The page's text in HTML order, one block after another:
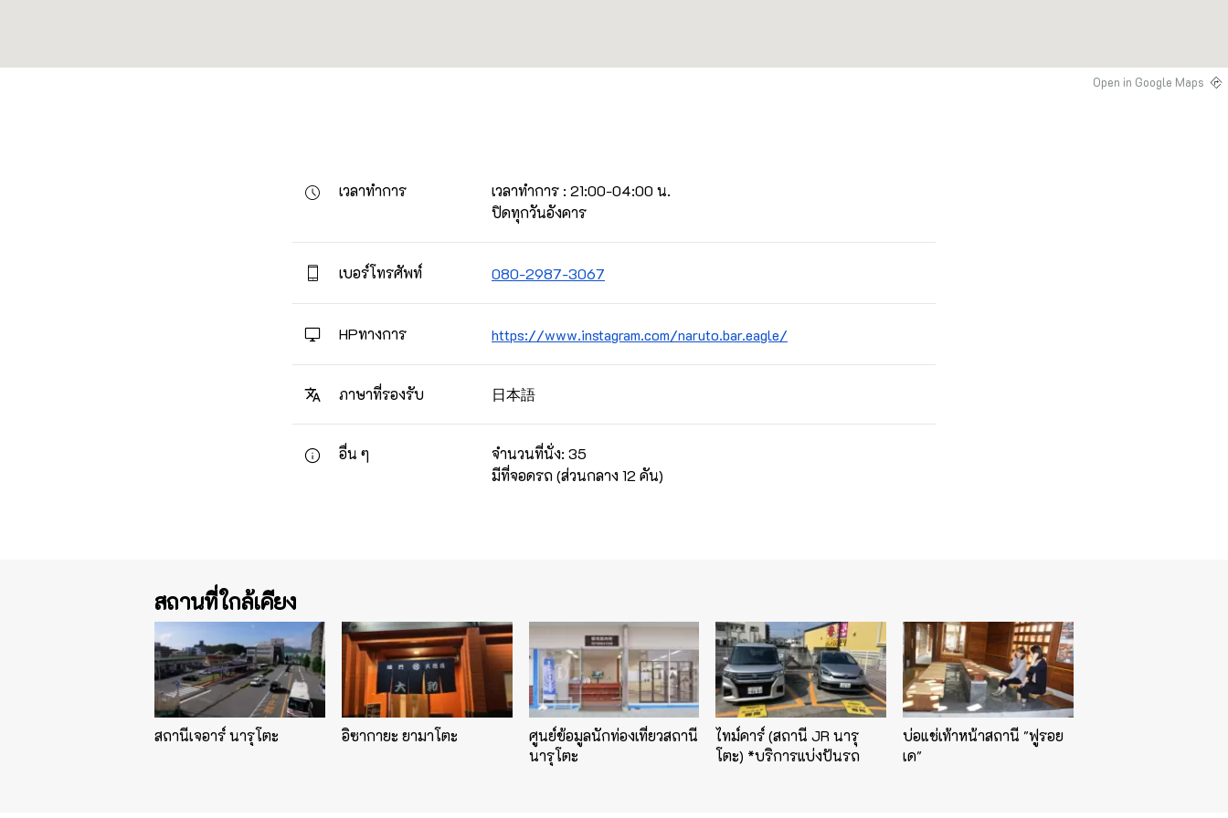
Open in Google Maps
เวลาทำการ
เวลาทำการ : 21:00-04:00 น.
ปิดทุกวันอังคาร
เบอร์โทรศัพท์ 080-2987-3067
HPทางการ https://www.instagram.com/naruto.bar.eagle/
ภาษาที่รองรับ 日本語
อื่น ๆ
จำนวนที่นั่ง: 35
มีที่จอดรถ (ส่วนกลาง 12 คัน)
สถานที่ใกล้เคียง
สถานีเจอาร์ นารุโตะ อิซากายะ ยามาโตะ
ศูนย์ข้อมูลนักท่องเที่ยวสถานี
นารุโตะ
ไทม์คาร์ (สถานี JR นารุ
โตะ) *บริการแบ่งปันรถ
บ่อแช่เท้าหน้าสถานี "ฟูรอย
เด"